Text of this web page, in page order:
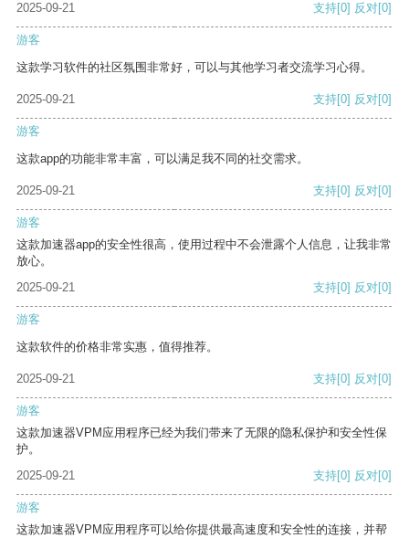
2025-09-21 支持[0] 反对[0]
游客
这款学习软件的社区氛围非常好，可以与其他学习者交流学习心得。
2025-09-21 支持[0] 反对[0]
游客
这款app的功能非常丰富，可以满足我不同的社交需求。
2025-09-21 支持[0] 反对[0]
游客
这款加速器app的安全性很高，使用过程中不会泄露个人信息，让我非常
放心。
2025-09-21
支持[0] 反对[0]
游客
这款软件的价格非常实惠，值得推荐。
2025-09-21 支持[0] 反对[0]
游客
这款加速器VPM应用程序已经为我们带来了无限的隐私保护和安全性保
护。
2025-09-21
支持[0] 反对[0]
游客
这款加速器VPM应用程序可以给你提供最高速度和安全性的连接，并帮